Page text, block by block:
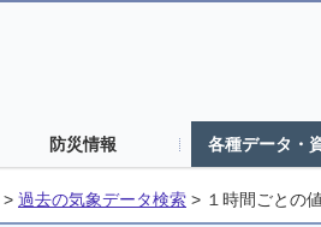
防災情報 各種データ・
> 過去の気象データ検索 > １時間ごとの